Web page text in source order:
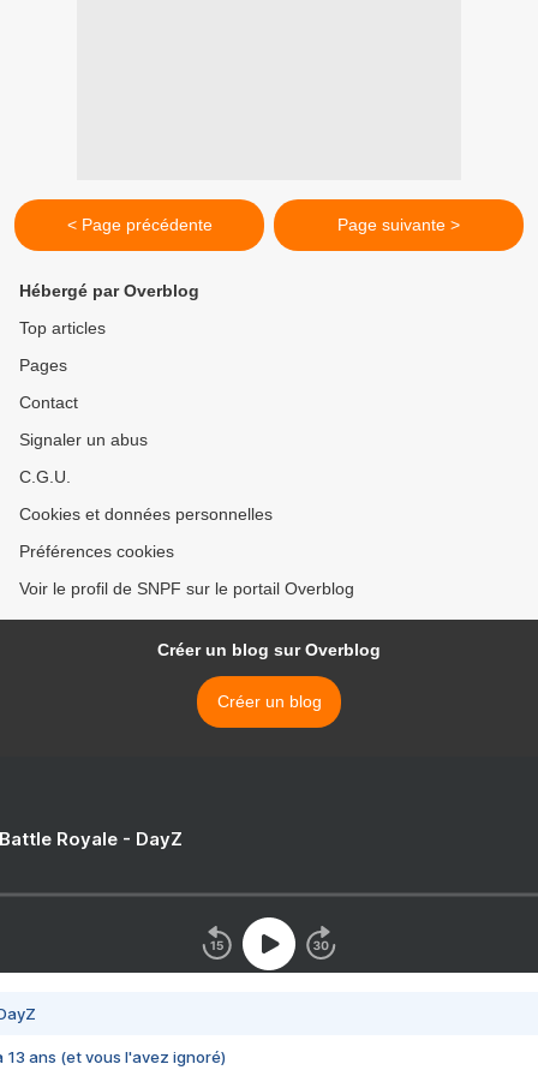
< Page précédente Page suivante >
Hébergé par Overblog
Top articles
Pages
Contact
Signaler un abus
C.G.U.
Cookies et données personnelles
Préférences cookies
Voir le profil de SNPF sur le portail Overblog
Créer un blog sur Overblog
Créer un blog
Royale - DayZ
13 ans (et vous l'avez ignoré)